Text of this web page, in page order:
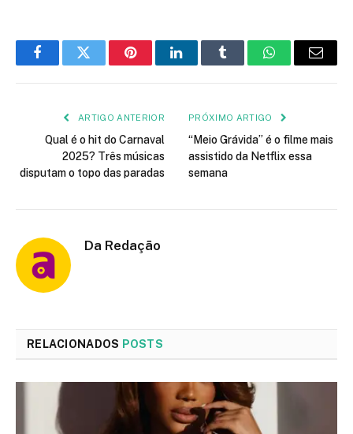
FacebookTwitter PinterestLinkedInTumblr WhatsApp
E-
ARTIGO ANTERIOR
Qual é o hit do Carnaval
2025? Três músicas
disputam o topo das paradas
PRÓXIMO ARTIGO
“Meio Grávida” é o filme mais
assistido da Netflix essa
semana
Da Redação
RELACIONADOS POSTS